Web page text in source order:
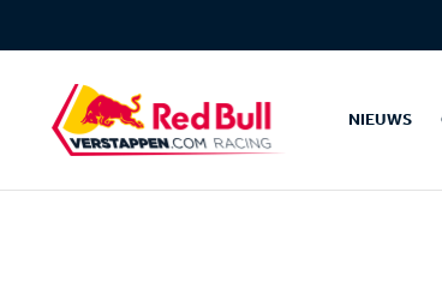
NIEUWS